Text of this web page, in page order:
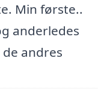
Min første..
anderledes
andres